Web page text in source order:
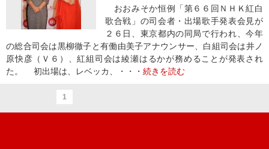
おおみそか恒例「第６６回ＮＨＫ紅白
歌合戦」の司会者・出場歌手発表会見が
２６日、東京都内の同局で行われ、今年
の総合司会は黒柳徹子と有働由美子アナウンサー、白組司会は井ノ
原快彦（Ｖ６）、紅組司会は綾瀬はるかが務めることが発表され
た。 初出場は、レベッカ、・・・ 続きを読む
1